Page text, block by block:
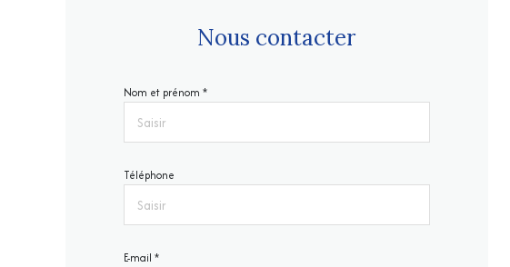
Nous contacter
Nom et prénom *
Téléphone
E-mail *